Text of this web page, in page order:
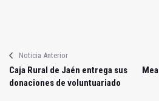
Noticia Anterior
Caja Rural de Jaén entrega sus
donaciones de voluntuariado